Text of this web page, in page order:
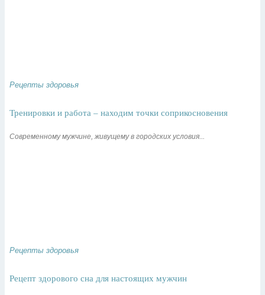
Рецепты здоровья
Тренировки и работа – находим точки соприкосновения
Современному мужчине, живущему в городских условия...
Рецепты здоровья
Рецепт здорового сна для настоящих мужчин